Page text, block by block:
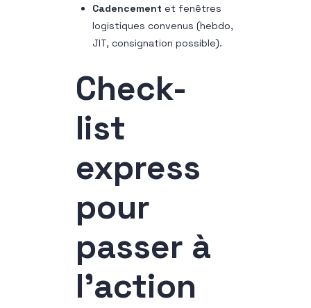
Cadencement et fenêtres
logistiques convenus (hebdo,
JIT, consignation possible).
Check-
list
express
pour
passer à
l’action